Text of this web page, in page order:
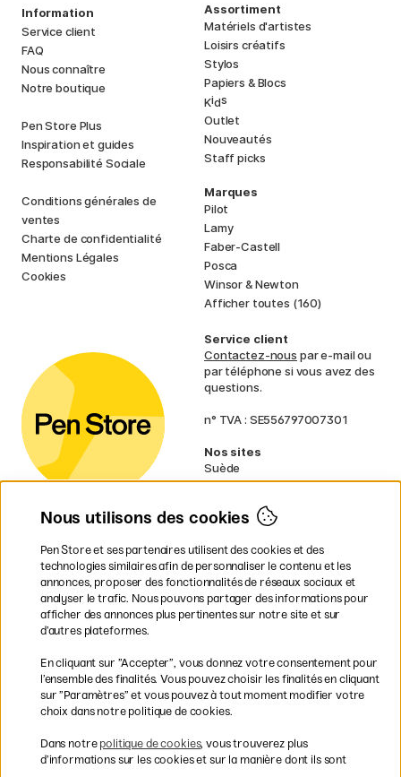
Information
Service client
FAQ
Nous connaître
Notre boutique
Pen Store Plus
Inspiration et guides
Responsabilité Sociale
Conditions générales de
ventes
Charte de confidentialité
Mentions Légales
Cookies
Assortiment
Matériels d'artistes
Loisirs créatifs
Stylos
Papiers & Blocs
Kids
Outlet
Nouveautés
Staff picks
Marques
Pilot
Lamy
Faber-Castell
Posca
Winsor & Newton
Afficher toutes (160)
Service client
Contactez-nous par e-mail ou
par téléphone si vous avez des
questions.
n° TVA : SE556797007301
Nos sites
Suède
Norvège
Finlande
Irlande
Pays-Bas
Royaume-Uni
UE
volumineux.
Les modes de paiement
Nous utilisons des cookies
Pen Store et ses partenaires utilisent des cookies et des
technologies similaires afin de personnaliser le contenu et les
annonces, proposer des fonctionnalités de réseaux sociaux et
analyser le trafic. Nous pouvons partager des informations pour
afficher des annonces plus pertinentes sur notre site et sur
d’autres plateformes.
En cliquant sur ”Accepter”, vous donnez votre consentement pour
l’ensemble des finalités. Vous pouvez choisir les finalités en cliquant
sur ”Paramètres” et vous pouvez à tout moment modifier votre
choix dans notre politique de cookies.
Dans notre politique de cookies, vous trouverez plus
d’informations sur les cookies et sur la manière dont ils sont